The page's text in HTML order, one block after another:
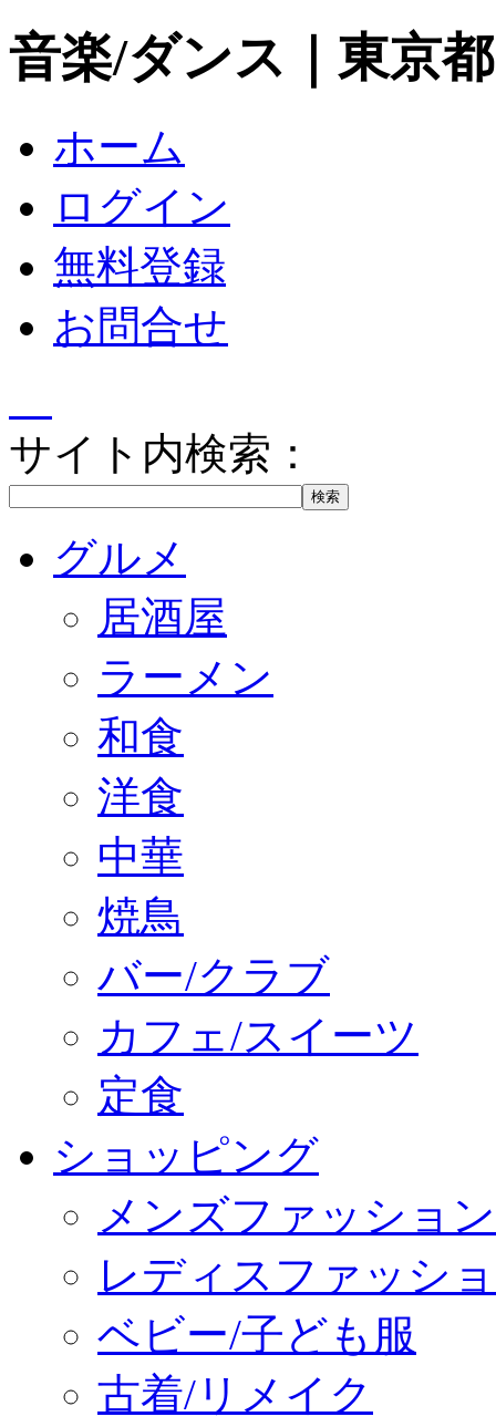
音楽/ダンス｜東京
ホーム
ログイン
無料登録
お問合せ
サイト内検索：
グルメ
居酒屋
ラーメン
和食
洋食
中華
焼鳥
バー/クラブ
カフェ/スイーツ
定食
ショッピング
メンズファッション
レディスファッシ
ベビー/子ども服
古着/リメイク